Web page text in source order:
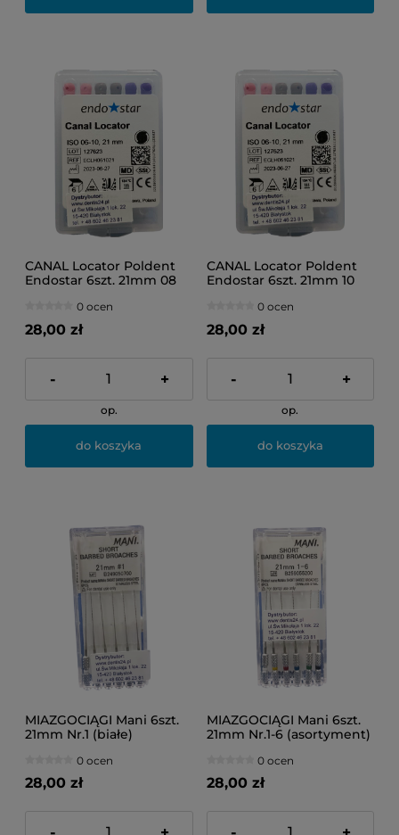
CANAL Locator Poldent
Endostar 6szt. 21mm 08
0 ocen
28,00 zł
- +
op.
do koszyka
CANAL Locator Poldent
Endostar 6szt. 21mm 10
0 ocen
28,00 zł
- +
op.
do koszyka
MIAZGOCIĄGI Mani 6szt.
21mm Nr.1 (białe)
0 ocen
28,00 zł
MIAZGOCIĄGI Mani 6szt.
21mm Nr.1-6 (asortyment)
0 ocen
28,00 zł